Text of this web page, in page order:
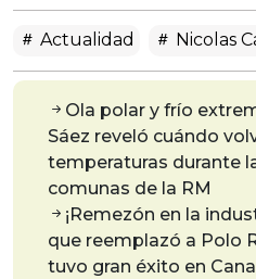
Actualidad Nicolas
Ola polar y frío
Sáez reveló cuándo
temperaturas durante
comunas de la RM
¡Remezón en la
que reemplazó a Polo
tuvo gran éxito en